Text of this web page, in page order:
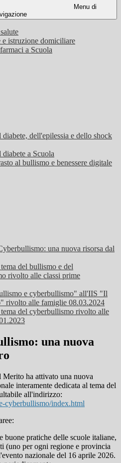
Menu di
e istruzione domiciliare
a Scuola
diabete, dell'epilessia e dello shock
diabete a Scuola
al bullismo e benessere digitale
una nuova risorsa dal
del bullismo e del
rivolto alle classi prime
e cyberbullismo" all'IIS "Il
rivolto alle famiglie 08.03.2024
del cyberbullismo rivolto alle
una nuova
ha attivato una nuova
interamente dedicata al tema del
all'indirizzo:
cyberbullismo/index.html
pratiche delle scuole italiane,
(uno per ogni regione e provincia
nazionale del 16 aprile 2026.